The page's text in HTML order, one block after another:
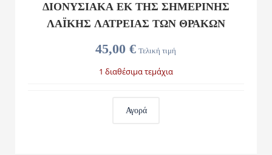
45,00 € Τελική τιμή
ΔΙΟΝΥΣΙΑΚΑ ΕΚ ΤΗΣ ΣΗΜΕΡΙΝΗΣ
ΛΑΪΚΗΣ ΛΑΤΡΕΙΑΣ ΤΩΝ ΘΡΑΚΩΝ
1 διαθέσιμα τεμάχια
Αγορά